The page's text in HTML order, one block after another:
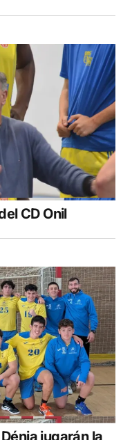
CD Onil
jugarán la